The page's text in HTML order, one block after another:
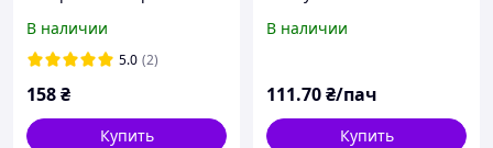
В наличии
5.0 (2)
158₴
Купить
В наличии
111.70₴/пач
Купить